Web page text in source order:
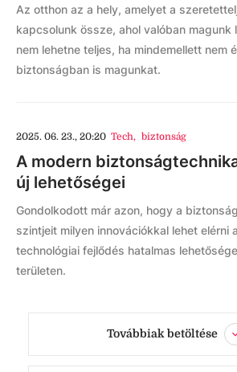
Az otthon az a hely, amelyet a
kapcsolunk össze, ahol valóban magunk
nem lehetne teljes, ha mindemellett nem
biztonságban is magunkat.
2025. 06. 23., 20:20 Tech, biztonság
A modern
új lehetőségei
Gondolkodott már azon, hogy a
szintjeit milyen innovációkkal lehet elérni
technológiai fejlődés hatalmas
területen.
Továbbiak betöltése